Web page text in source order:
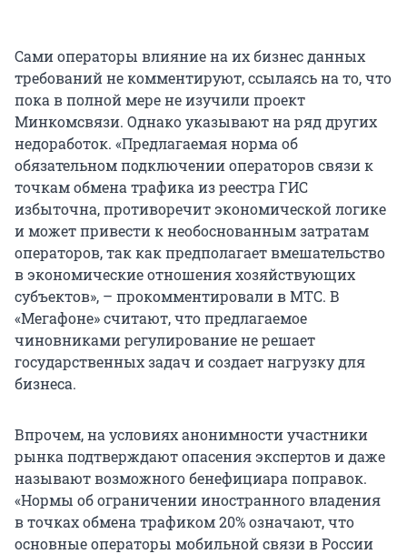
Сами операторы влияние на их бизнес данных
требований не комментируют, ссылаясь на то, что
пока в полной мере не изучили проект
Минкомсвязи. Однако указывают на ряд других
недоработок. «Предлагаемая норма об
обязательном подключении операторов связи к
точкам обмена трафика из реестра ГИС
избыточна, противоречит экономической логике
и может привести к необоснованным затратам
операторов, так как предполагает вмешательство
в экономические отношения хозяйствующих
субъектов», – прокомментировали в МТС. В
«Мегафоне» считают, что предлагаемое
чиновниками регулирование не решает
государственных задач и создает нагрузку для
бизнеса.
Впрочем, на условиях анонимности участники
рынка подтверждают опасения экспертов и даже
называют возможного бенефициара поправок.
«Нормы об ограничении иностранного владения
в точках обмена трафиком 20% означают, что
основные операторы мобильной связи в России